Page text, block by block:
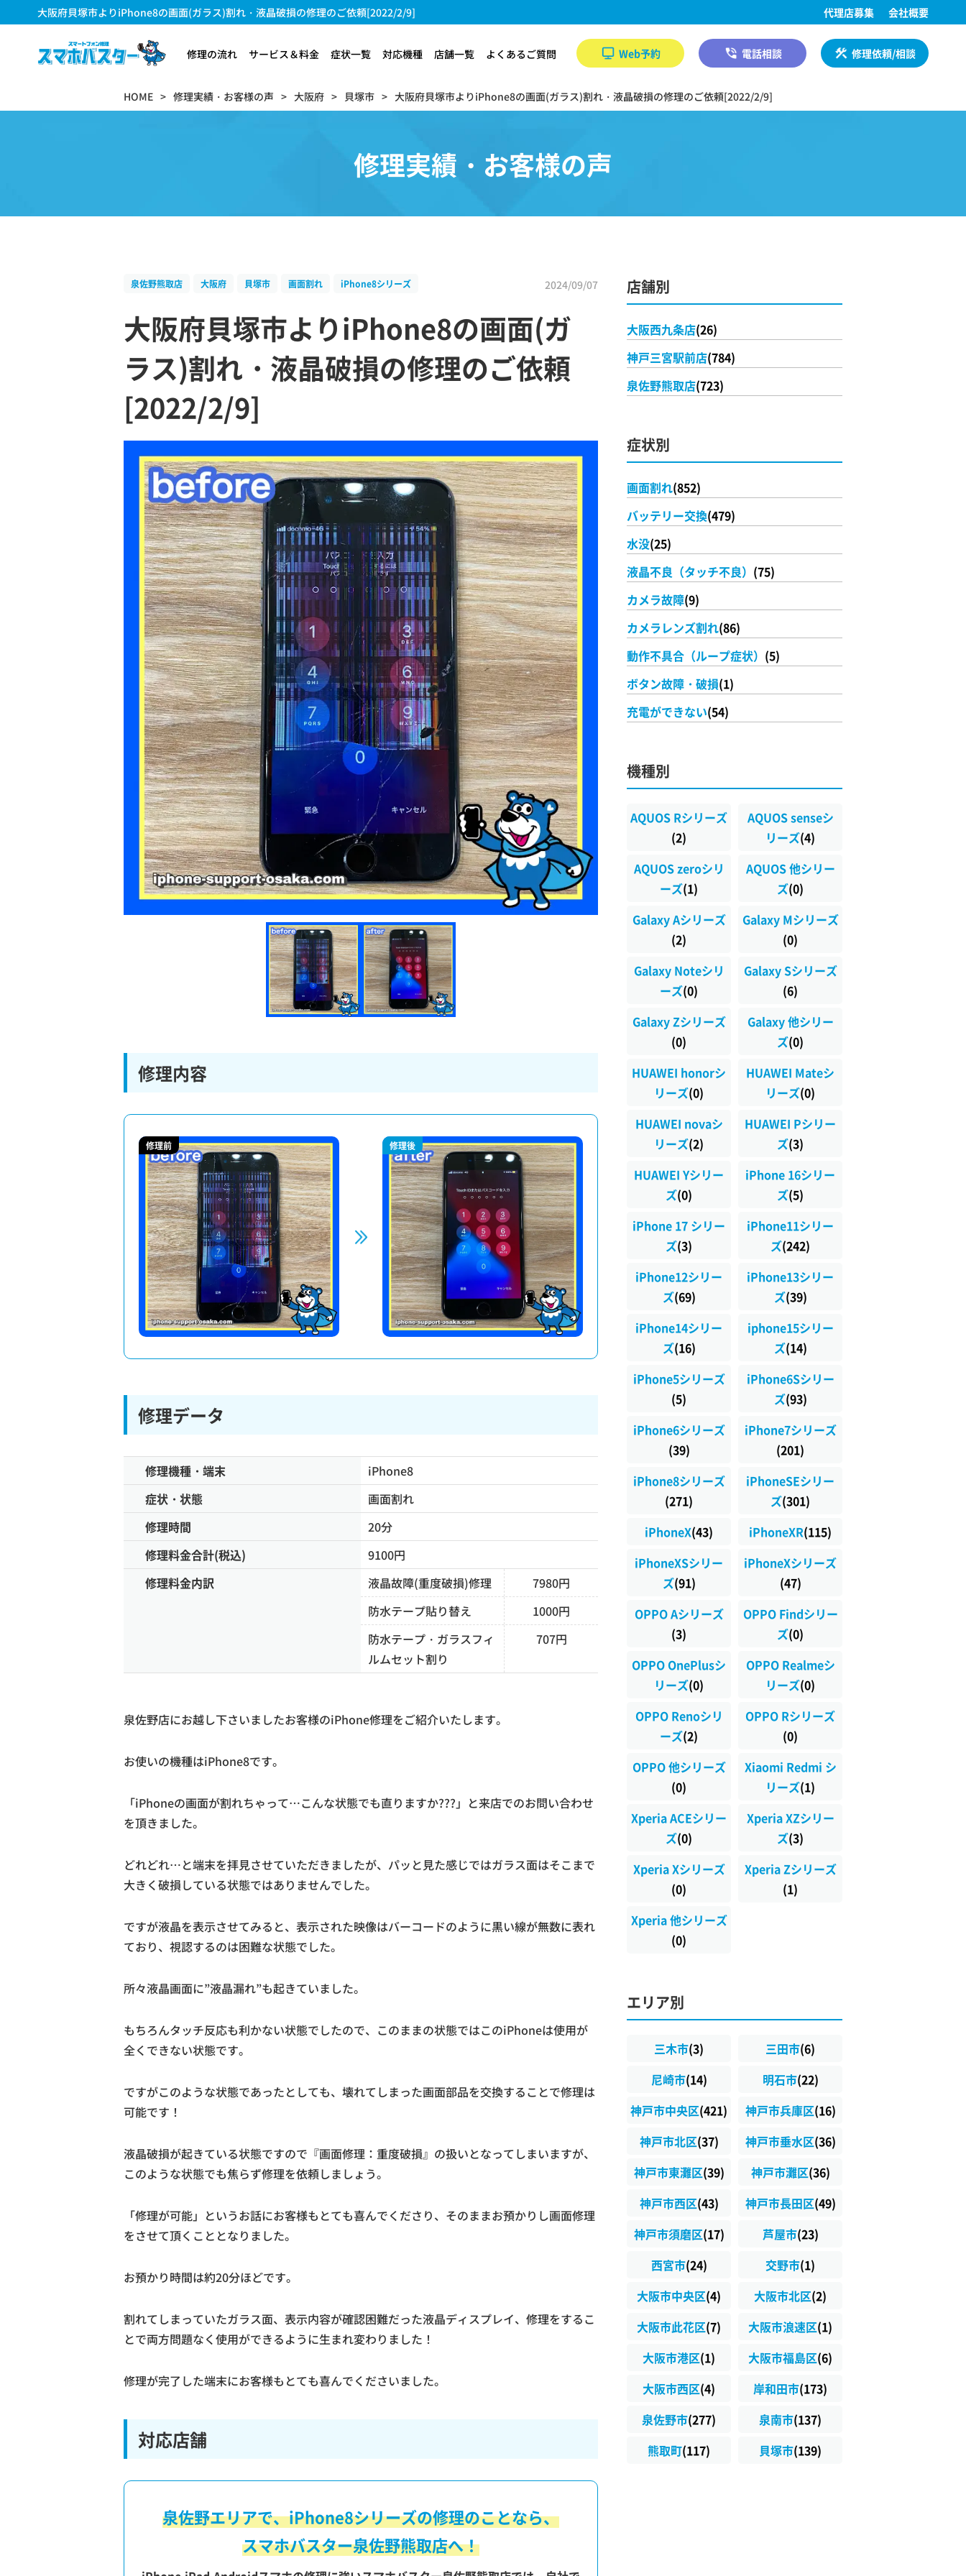
大阪府貝塚市よりiPhone8の画面(ガラス)割れ・液晶破損の修理のご依頼[2022/2/9] 代理店募集 会社概要
修理の流れ サービス＆料金 症状一覧 対応機種 店舗一覧 よくあるご質問 Web予約 電話相談 修理依頼/相談
HOME 修理実績・お客様の声 大阪府 貝塚市 大阪府貝塚市よりiPhone8の画面(ガラス)割れ・液晶破損の修理のご依頼[2022/2/9]
修理実績・お客様の声
泉佐野熊取店 大阪府 貝塚市 画面割れ iPhone8シリーズ 2024/09/07
大阪府貝塚市よりiPhone8の画面(ガ
ラス)割れ・液晶破損の修理のご依頼
[2022/2/9]
修理内容
修理前 修理後
修理データ
修理機種・端末
iPhone8
症状・状態
画面割れ
修理時間
20分
修理料金合計(税込)
9100円
修理料金内訳
液晶故障(重度破損)修理
7980円
防水テープ貼り替え
1000円
防水テープ・ガラスフィ
ルムセット割り
707円
泉佐野店にお越し下さいましたお客様のiPhone修理をご紹介いたします。
お使いの機種はiPhone8です。
「iPhoneの画面が割れちゃって…こんな状態でも直りますか???」と来店でのお問い合わせ
を頂きました。
どれどれ…と端末を拝見させていただきましたが、パッと見た感じではガラス面はそこまで
大きく破損している状態ではありませんでした。
ですが液晶を表示させてみると、表示された映像はバーコードのように黒い線が無数に表れ
ており、視認するのは困難な状態でした。
所々液晶画面に”液晶漏れ”も起きていました。
もちろんタッチ反応も利かない状態でしたので、このままの状態ではこのiPhoneは使用が
全くできない状態です。
ですがこのような状態であったとしても、壊れてしまった画面部品を交換することで修理は
可能です！
液晶破損が起きている状態ですので『画面修理：重度破損』の扱いとなってしまいますが、
このような状態でも焦らず修理を依頼しましょう。
「修理が可能」というお話にお客様もとても喜んでくださり、そのままお預かりし画面修理
をさせて頂くこととなりました。
お預かり時間は約20分ほどです。
割れてしまっていたガラス面、表示内容が確認困難だった液晶ディスプレイ、修理をするこ
とで両方問題なく使用ができるように生まれ変わりました！
修理が完了した端末にお客様もとても喜んでくださいました。
対応店舗
泉佐野エリアで、iPhone8シリーズの修理のことなら、
スマホバスター泉佐野熊取店へ！
店舗別
大阪西九条店(26)
神戸三宮駅前店(784)
泉佐野熊取店(723)
症状別
画面割れ(852)
バッテリー交換(479)
水没(25)
液晶不良（タッチ不良） (75)
カメラ故障(9)
カメラレンズ割れ(86)
動作不具合（ループ症状） (5)
ボタン故障・破損(1)
充電ができない(54)
機種別
AQUOS Rシリーズ
(2)
AQUOS senseシ
リーズ(4)
AQUOS zeroシリ
ーズ(1)
AQUOS 他シリー
ズ(0)
Galaxy Aシリーズ
(2)
Galaxy Mシリーズ
(0)
Galaxy Noteシリ
ーズ(0)
Galaxy Sシリーズ
(6)
Galaxy Zシリーズ
(0)
Galaxy 他シリー
ズ(0)
HUAWEI honorシ
リーズ(0)
HUAWEI Mateシ
リーズ(0)
HUAWEI novaシ
リーズ(2)
HUAWEI Pシリー
ズ(3)
HUAWEI Yシリー
ズ(0)
iPhone 16シリー
ズ(5)
iPhone 17 シリー
ズ(3)
iPhone11シリー
ズ(242)
iPhone12シリー
ズ(69)
iPhone13シリー
ズ(39)
iPhone14シリー
ズ(16)
iphone15シリー
ズ(14)
iPhone5シリーズ
(5)
iPhone6Sシリー
ズ(93)
iPhone6シリーズ
(39)
iPhone7シリーズ
(201)
iPhone8シリーズ
(271)
iPhoneSEシリー
ズ(301)
iPhoneX(43) iPhoneXR(115)
iPhoneXSシリー
ズ(91)
iPhoneXシリーズ
(47)
OPPO Aシリーズ
(3)
OPPO Findシリー
ズ(0)
OPPO OnePlusシ
リーズ(0)
OPPO Realmeシ
リーズ(0)
OPPO Renoシリ
ーズ(2)
OPPO Rシリーズ
(0)
OPPO 他シリーズ
(0)
Xiaomi Redmi シ
リーズ(1)
Xperia ACEシリー
ズ(0)
Xperia XZシリー
ズ(3)
Xperia Xシリーズ
(0)
Xperia Zシリーズ
(1)
Xperia 他シリーズ
(0)
エリア別
三木市(3) 三田市(6)
尼崎市(14) 明石市(22)
神戸市中央区(421) 神戸市兵庫区(16)
神戸市北区(37) 神戸市垂水区(36)
神戸市東灘区(39) 神戸市灘区(36)
神戸市西区(43) 神戸市長田区(49)
神戸市須磨区(17) 芦屋市(23)
西宮市(24) 交野市(1)
大阪市中央区(4) 大阪市北区(2)
大阪市此花区(7) 大阪市浪速区(1)
大阪市港区(1) 大阪市福島区(6)
大阪市西区(4) 岸和田市(173)
泉佐野市(277) 泉南市(137)
熊取町(117) 貝塚市(139)